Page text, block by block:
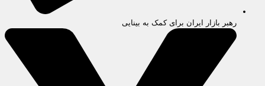
رهبر بازار ایران برای کمک به بینایی